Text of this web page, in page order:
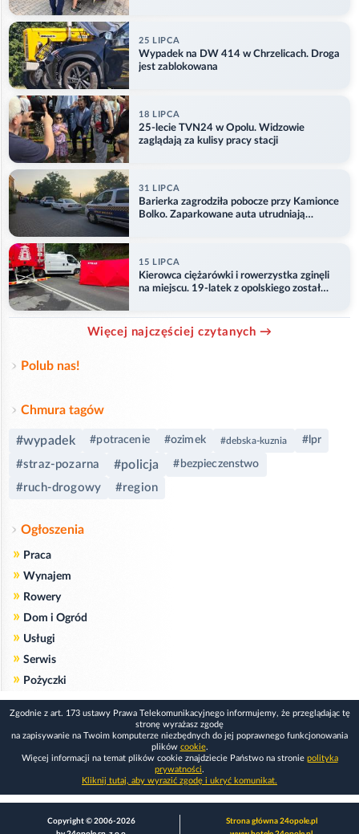
25 LIPCA
Wypadek na DW 414 w Chrzelicach. Droga
jest zablokowana
18 LIPCA
25-lecie TVN24 w Opolu. Widzowie
zaglądają za kulisy pracy stacji
31 LIPCA
Barierka zagrodziła pobocze przy Kamionce
Bolko. Zaparkowane auta utrudniają
15 LIPCA
Kierowca ciężarówki i rowerzystka zginęli
na miejscu. 19-latek z opolskiego został
Więcej najczęściej czytanych →
Polub nas!
Chmura tagów
#wypadek #potracenie #ozimek #debska-kuznia #lpr
#straz-pozarna #policja #bezpieczenstwo
#ruch-drogowy #region
Ogłoszenia
» Praca
» Wynajem
» Rowery
» Dom i Ogród
» Usługi
» Serwis
» Pożyczki
Zgodnie z art. 173 ustawy Prawa Telekomunikacyjnego informujemy, że przeglądając tę
stronę wyrażasz zgodę
na zapisywanie na Twoim komputerze niezbędnych do jej poprawnego funkcjonowania
plików cookie.
Więcej informacji na temat plików cookie znajdziecie Państwo na stronie polityka
prywatności.
Kliknij tutaj, aby wyrazić zgodę i ukryć komunikat.
Copyright © 2006-2026
Strona główna 24opole.pl